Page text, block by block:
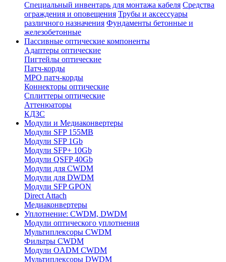
Специальный инвентарь для монтажа кабеля Средства
ограждения и оповещения Трубы и аксессуары
различного назначения Фундаменты бетонные и
железобетонные
Пассивные оптические компоненты
Адаптеры оптические
Пигтейлы оптические
Патч-корды
MPO патч-корды
Коннекторы оптические
Сплиттеры оптические
Аттенюаторы
КДЗС
Модули и Медиаконвертеры
Модули SFP 155MB
Модули SFP 1Gb
Модули SFP+ 10Gb
Модули QSFP 40Gb
Модули для CWDM
Модули для DWDM
Модули SFP GPON
Direct Attach
Медиаконвертеры
Уплотнение: CWDM, DWDM
Модули оптического уплотнения
Мультиплексоры CWDM
Фильтры CWDM
Модули OADM CWDM
Мультиплексоры DWDM